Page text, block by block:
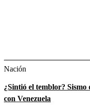
Nación
¿Sintió el temblor?
con Venezuela